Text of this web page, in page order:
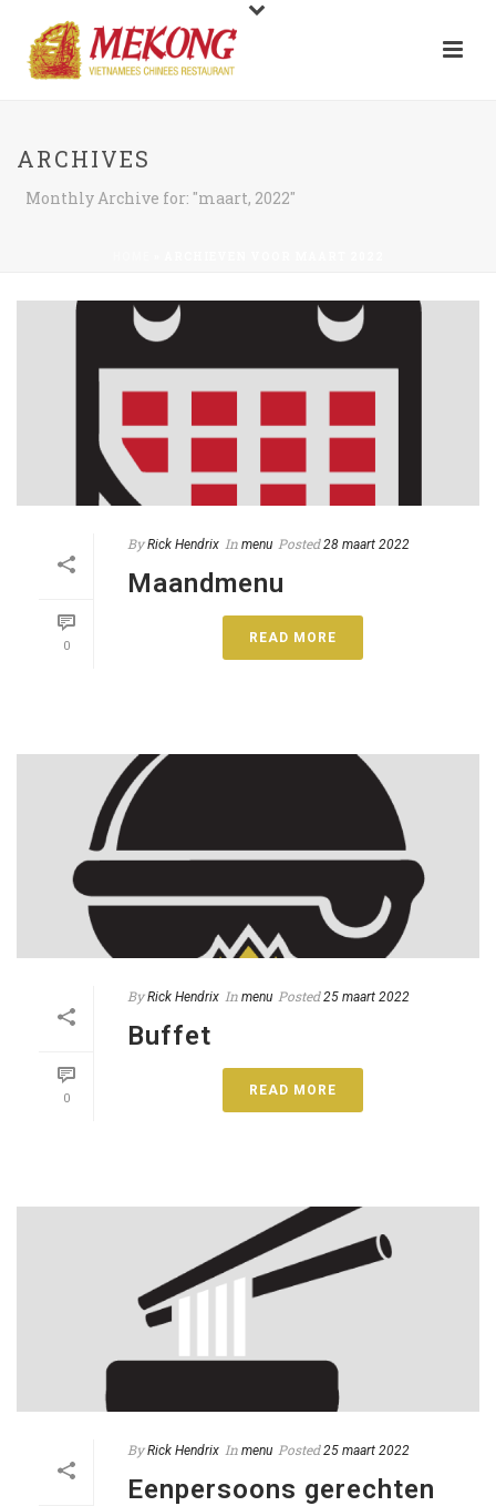
ARCHIVES
Monthly Archive for: "maart, 2022"
0
By Rick Hendrix In menu Posted 28 maart 2022
Maandmenu
READ MORE
0
By Rick Hendrix In menu Posted 25 maart 2022
Buffet
READ MORE
By Rick Hendrix In menu Posted 25 maart 2022
Eenpersoons gerechten